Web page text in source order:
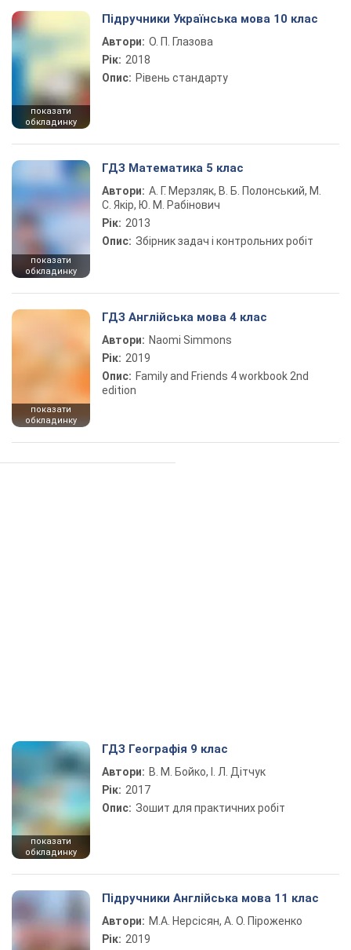
показати
обкладинку
Підручники Українська мова 10 клас
Автори: О. П. Глазова
Рік: 2018
Опис: Рівень стандарту
показати
обкладинку
ГДЗ Математика 5 клас
Автори: А. Г. Мерзляк, В. Б. Полонський, М.
С. Якір, Ю. М. Рабінович
Рік: 2013
Опис: Збірник задач і контрольних робіт
показати
обкладинку
ГДЗ Англійська мова 4 клас
Автори: Naomi Simmons
Рік: 2019
Опис: Family and Friends 4 workbook 2nd
edition
показати
обкладинку
ГДЗ Географія 9 клас
Автори: В. М. Бойко, І. Л. Дітчук
Рік: 2017
Опис: Зошит для практичних робіт
Підручники Англійська мова 11 клас
Автори: М.А. Нерсісян, А. О. Піроженко
Рік: 2019